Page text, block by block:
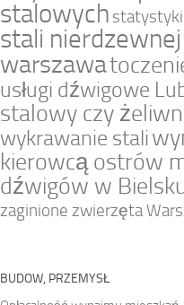
stalowych
stali nierdzewnej
warszawa
usługi dźwigowe
stalowy czy
wykrawanie stali
kierowcą ostrów
dźwigów w
zaginione zwierzęta
BUDOW, PRZEMYSŁ